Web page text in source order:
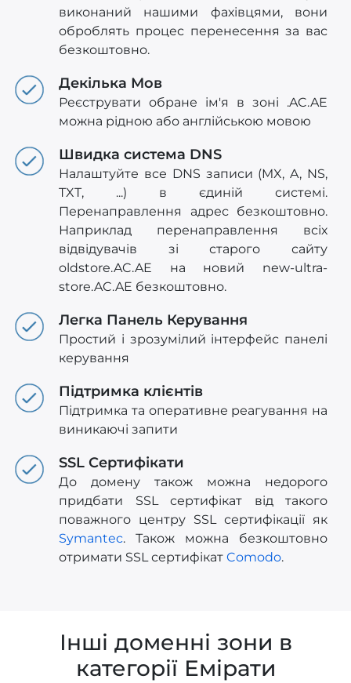
виконаний нашими фахівцями, вони
оброблять процес перенесення за вас
безкоштовно.
Декілька Мов
Реєструвати обране ім'я в зоні .AC.AE
можна рідною або англійською мовою
Швидка система DNS
Налаштуйте все DNS записи (MX, A, NS,
TXT, ...) в єдиній системі.
Перенаправлення адрес безкоштовно.
Наприклад перенаправлення всіх
відвідувачів зі старого сайту
oldstore.AC.AE на новий new-ultra-
store.AC.AE безкоштовно.
Легка Панель Керування
Простий і зрозумілий інтерфейс панелі
керування
Підтримка клієнтів
Підтримка та оперативне реагування на
виникаючі запити
SSL Сертифікати
До домену також можна недорого
придбати SSL сертифікат від такого
поважного центру SSL сертифікації як
Symantec. Також можна безкоштовно
отримати SSL сертифікат Comodo.
Інші доменні зони в
категорії Емірати